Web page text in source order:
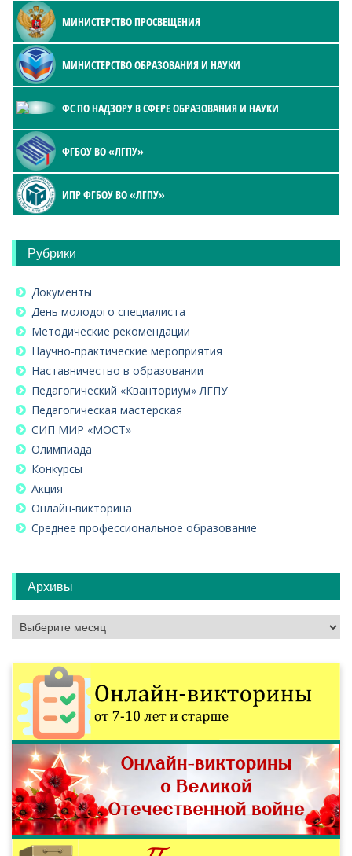
МИНИСТЕРСТВО ПРОСВЕЩЕНИЯ
МИНИСТЕРСТВО ОБРАЗОВАНИЯ И НАУКИ
ФС ПО НАДЗОРУ В СФЕРЕ ОБРАЗОВАНИЯ И НАУКИ
ФГБОУ ВО «ЛГПУ»
ИПР ФГБОУ ВО «ЛГПУ»
Рубрики
Документы
День молодого специалиста
Методические рекомендации
Научно-практические мероприятия
Наставничество в образовании
Педагогический «Кванториум» ЛГПУ
Педагогическая мастерская
СИП МИР «МОСТ»
Олимпиада
Конкурсы
Акция
Онлайн-викторина
Среднее профессиональное образование
Архивы
Архивы